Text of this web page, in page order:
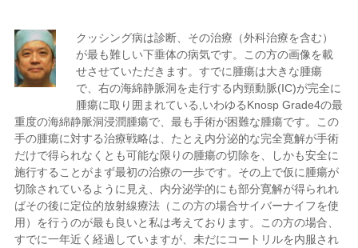
クッシング病は診断、その治療（外科治療を含む）
が最も難しい下垂体の病気です。この方の画像を載
せさせていただきます。すでに腫瘍は大きな腫瘍
で、右の海綿静脈洞を走行する内頸動脈(IC)が完全に
腫瘍に取り囲まれている,いわゆるKnosp Grade4の最
重度の海綿静脈洞浸潤腫瘍で、最も手術が困難な腫瘍です。この
手の腫瘍に対する治療戦略は、たとえ内分泌的な完全寛解が手術
だけで得られなくとも可能な限りの腫瘍の切除を、しかも安全に
施行することがまず最初の治療の一歩です。その上で仮に腫瘍が
切除されているように見え、内分泌学的にも部分寛解が得られれ
ばその後に定位的放射線療法（この方の場合サイバーナイフを使
用）を行うのが最も良いと私は考えております。この方の場合、
すでに一年近く経過していますが、未だにコートリルを内服され